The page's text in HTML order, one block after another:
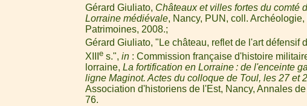
Gérard Giuliato, Châteaux et villes fortes du comté
Lorraine médiévale, Nancy, PUN, coll. Archéologie,
Patrimoines, 2008.
Gérard Giuliato, "Le château, reflet de l'art défensif
XIII es.", in: Commission française d'histoire
lorraine, La fortification en Lorraine : de l'enceinte
ligne Maginot. Actes du colloque de Toul, les 27 et
Association d'historiens de l'Est, Nancy, Annales
76.